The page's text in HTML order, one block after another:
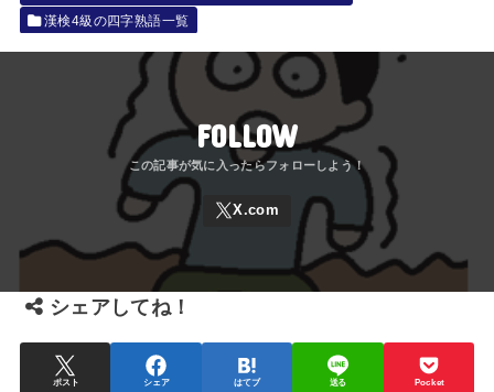
漢検4級の四字熟語一覧
FOLLOW
シェアしてね！
ポスト シェア はてブ 送る Pocket